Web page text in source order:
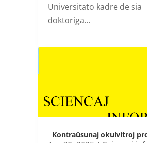
Universitato kadre de sia
doktoriga...
Kontraŭsunaj okulvitroj